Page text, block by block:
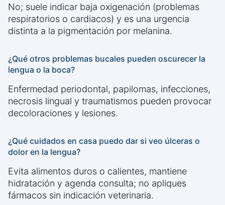
No; suele indicar baja oxigenación (problemas
respiratorios o cardiacos) y es una urgencia
distinta a la pigmentación por melanina.
¿Qué otros problemas bucales pueden oscurecer la
lengua o la boca?
Enfermedad periodontal, papilomas, infecciones,
necrosis lingual y traumatismos pueden provocar
decoloraciones y lesiones.
¿Qué cuidados en casa puedo dar si veo úlceras o
dolor en la lengua?
Evita alimentos duros o calientes, mantiene
hidratación y agenda consulta; no apliques
fármacos sin indicación veterinaria.